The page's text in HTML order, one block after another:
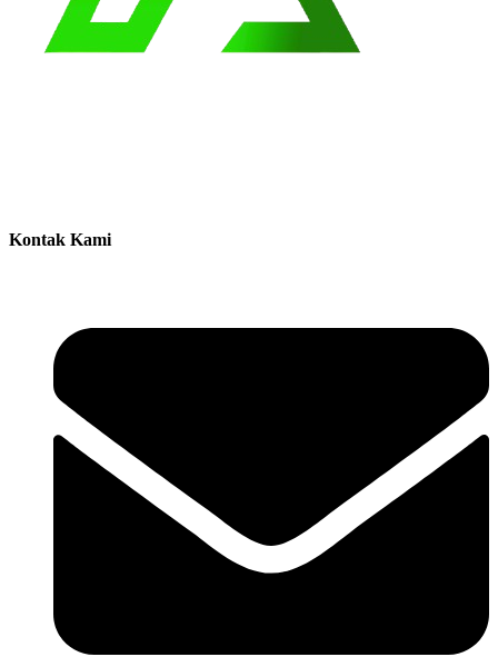
Kontak Kami